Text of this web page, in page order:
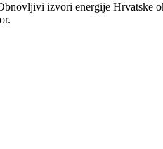
izvori energije